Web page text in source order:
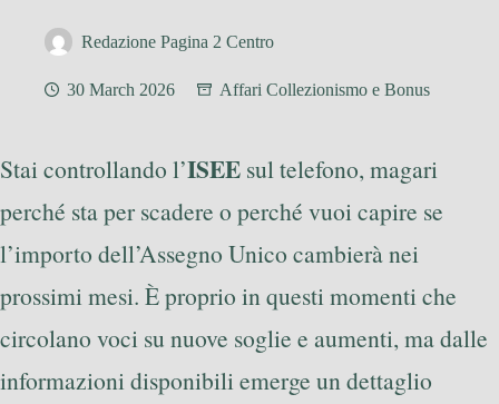
Redazione Pagina 2 Centro
30 March 2026 Affari Collezionismo e Bonus
Stai controllando l’ISEE sul telefono, magari
perché sta per scadere o perché vuoi capire se
l’importo dell’Assegno Unico cambierà nei
prossimi mesi. È proprio in questi momenti che
circolano voci su nuove soglie e aumenti, ma dalle
informazioni disponibili emerge un dettaglio